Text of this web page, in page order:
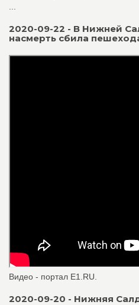
2020-09-22 - В Нижней
насмерть сбила
Видео - портал Е1.RU.
2020-09-20 - Нижняя